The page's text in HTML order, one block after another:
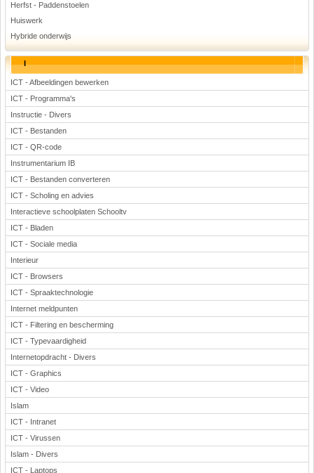
Herfst - Paddenstoelen
Huiswerk
Hybride onderwijs
I
ICT - Afbeeldingen bewerken
ICT - Programma's
Instructie - Divers
ICT - Bestanden
ICT - QR-code
Instrumentarium IB
ICT - Bestanden converteren
ICT - Scholing en advies
Interactieve schoolplaten Schooltv
ICT - Bladen
ICT - Sociale media
Interieur
ICT - Browsers
ICT - Spraaktechnologie
Internet meldpunten
ICT - Filtering en bescherming
ICT - Typevaardigheid
Internetopdracht - Divers
ICT - Graphics
ICT - Video
Islam
ICT - Intranet
ICT - Virussen
Islam - Divers
ICT - Laptops